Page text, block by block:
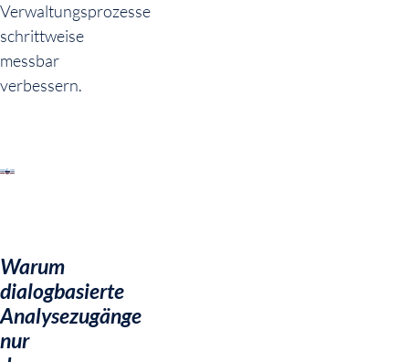
Verwaltungsprozesse
schrittweise
messbar
verbessern.
Warum
dialogbasierte
Analysezugänge
nur